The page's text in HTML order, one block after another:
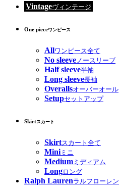
Vintageヴィンテージ
One pieceワンピース
Allワンピース全て
No sleeveノースリーブ
Half sleeve半袖
Long sleeve長袖
Overallsオーバーオール
Setupセットアップ
Skirtスカート
Skirtスカート全て
Miniミニ
Medium ミディアム
Longロング
Ralph Laurenラルフローレン